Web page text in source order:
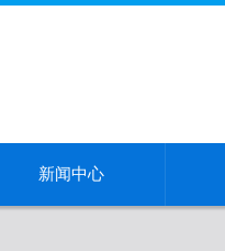
新闻中心